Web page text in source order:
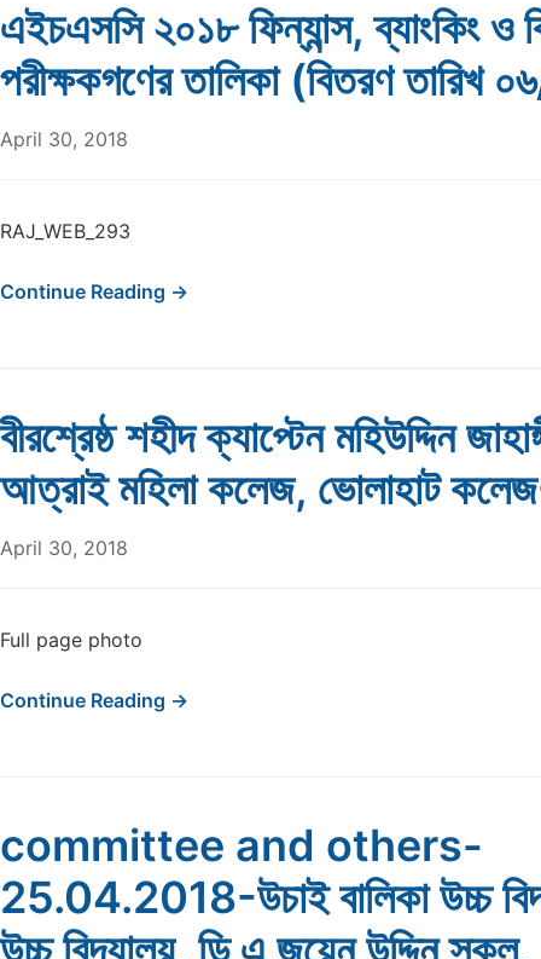
এইচএসসি ২০১৮ ফিন্যান্স, ব্যাংকিং ও
পরীক্ষকগণের তালিকা (বিতরণ তারিখ
April 30, 2018
RAJ_WEB_293
Continue Reading →
বীরশ্রেষ্ঠ শহীদ ক্যাপ্টেন মহিউদ্দিন
আত্রাই মহিলা কলেজ, ভোলাহাট
April 30, 2018
Full page photo
Continue Reading →
committee and others-
25.04.2018-উচাই বালিকা উচ্চ